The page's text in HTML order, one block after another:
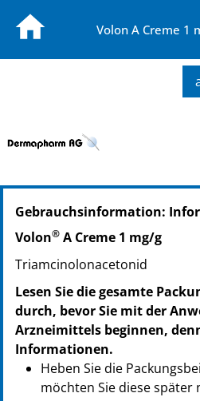
Volon A Creme 1
PZN: 01115969
PPN: 110111596928
GTIN: 04250297401943
PPN: 110121893692
GTIN: 04250297401950
Gebrauchsinformation:
Volon® A Creme 1 mg/g
Triamcinolonacetonid
Lesen Sie die gesamte
durch, bevor Sie mit der
Arzneimittels beginnen,
Informationen.
Heben Sie die
möchten Sie diese später